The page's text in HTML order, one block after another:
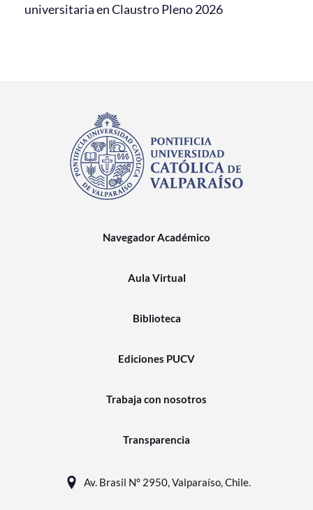
universitaria en Claustro Pleno 2026
Navegador Académico
Aula Virtual
Biblioteca
Ediciones PUCV
Trabaja con nosotros
Transparencia
Av. Brasil N° 2950, Valparaíso, Chile.